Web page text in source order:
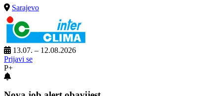
Sarajevo
13.07. – 12.08.2026
Prijavi se
P+